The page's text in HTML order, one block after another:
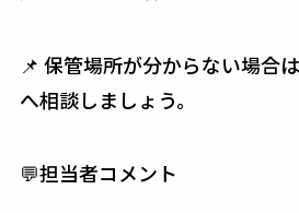
📌 保管場所が分からない場合
へ相談しましょう。
💬担当者コメント